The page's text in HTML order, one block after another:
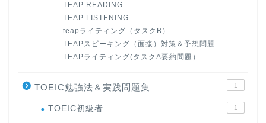
TEAP READING
TEAP LISTENING
teapライティング（タスクB）
TEAPスピーキング（面接）対策＆予想問題
TEAPライティング(タスクA要約問題）
TOEIC勉強法＆実践問題集 1
TOEIC初級者 1